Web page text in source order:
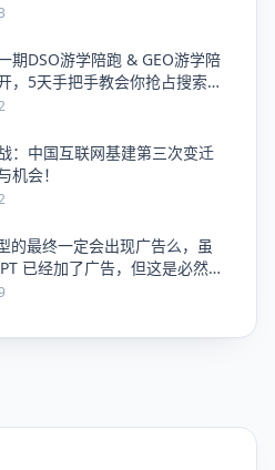
期DSO游学陪跑 & GEO游学陪
，5天手把手教会你抢占搜索流
：中国互联网基建第三次变迁
机会！
的最终一定会出现广告么，虽
已经加了广告，但这是必然终